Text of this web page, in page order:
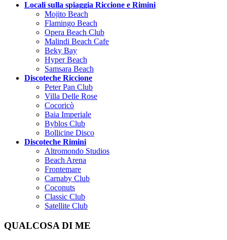
Locali sulla spiaggia Riccione e Rimini
Mojito Beach
Flamingo Beach
Opera Beach Club
Malindi Beach Cafe
Beky Bay
Hyper Beach
Samsara Beach
Discoteche Riccione
Peter Pan Club
Villa Delle Rose
Cocoricò
Baia Imperiale
Byblos Club
Bollicine Disco
Discoteche Rimini
Altromondo Studios
Beach Arena
Frontemare
Carnaby Club
Coconuts
Classic Club
Satellite Club
QUALCOSA DI ME